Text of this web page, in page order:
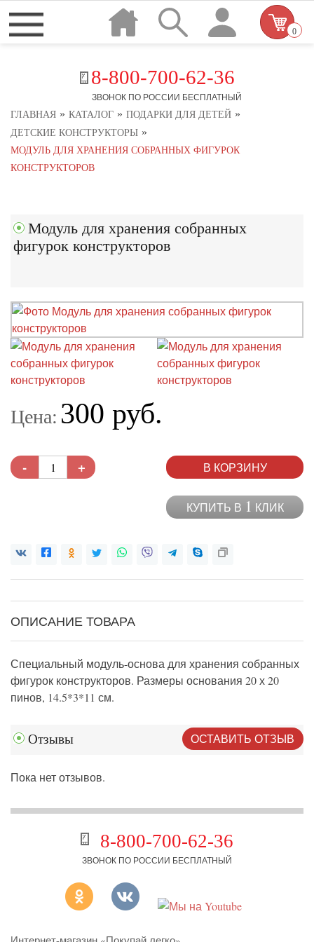
8-800-700-62-36
ЗВОНОК ПО РОССИИ БЕСПЛАТНЫЙ
0
ГЛАВНАЯ » КАТАЛОГ » ПОДАРКИ ДЛЯ ДЕТЕЙ »
ДЕТСКИЕ КОНСТРУКТОРЫ »
МОДУЛЬ ДЛЯ ХРАНЕНИЯ СОБРАННЫХ ФИГУРОК
КОНСТРУКТОРОВ
Модуль для хранения собранных
фигурок конструкторов
Цена: 300 руб.
- + В КОРЗИНУ
КУПИТЬ В 1 КЛИК
ОПИСАНИЕ ТОВАРА
Специальный модуль-основа для хранения собранных
фигурок конструкторов. Размеры основания 20 х 20
пинов, 14.5*3*11 см.
Отзывы ОСТАВИТЬ ОТЗЫВ
Пока нет отзывов.
8-800-700-62-36
ЗВОНОК ПО РОССИИ БЕСПЛАТНЫЙ